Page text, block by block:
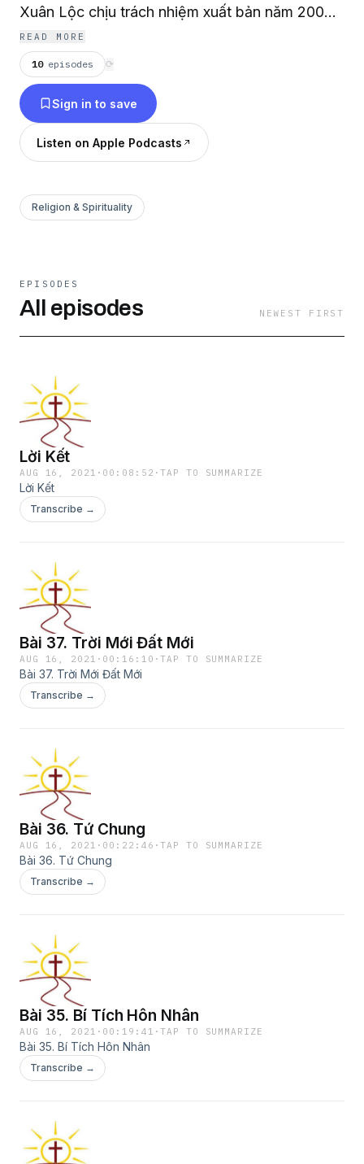
Xuân Lộc chịu trách nhiệm xuất bản năm 2005.
Và Audio Giáo Lý này cũng được Đức Giám
Mục Đaminh Nguyễn Chu Trinh, giám mục Giáo
Phận Xuân Lộc, chuẩn nhận (imprimatur) ngày
30/01/2014. Chương trình bao gồm 37 bài giáo
lý được chia thành năm phần: phần mở đầu, ba
phần chính và phần kết.
READ MORE
10 episodes ⟳
Sign in to save
Listen on Apple Podcasts
Religion & Spirituality
EPISODES
All episodes NEWEST FIRST
Lời Kết
AUG 16, 2021 · 00:08:52 ·TAP TO SUMMARIZE
Lời Kết
Transcribe →
Bài 37. Trời Mới Đất Mới
AUG 16, 2021 · 00:16:10 ·TAP TO SUMMARIZE
Bài 37. Trời Mới Đất Mới
Transcribe →
Bài 36. Tứ Chung
AUG 16, 2021 · 00:22:46 ·TAP TO SUMMARIZE
Bài 36. Tứ Chung
Transcribe →
Bài 35. Bí Tích Hôn Nhân
AUG 16, 2021 · 00:19:41 ·TAP TO SUMMARIZE
Bài 35. Bí Tích Hôn Nhân
Transcribe →